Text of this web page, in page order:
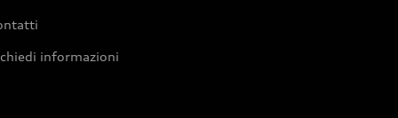
informazioni